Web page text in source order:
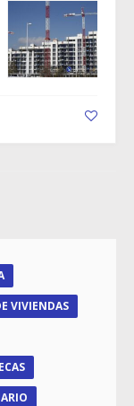
VIVIENDAS